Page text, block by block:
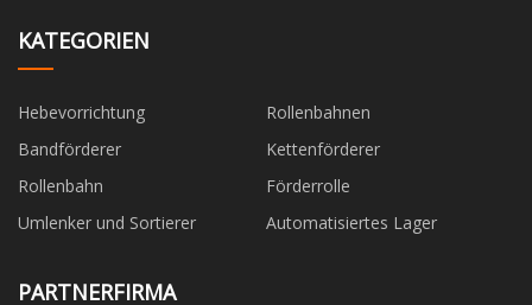
KATEGORIEN
Hebevorrichtung
Rollenbahnen
Bandförderer
Kettenförderer
Rollenbahn
Förderrolle
Umlenker und Sortierer
Automatisiertes Lager
PARTNERFIRMA